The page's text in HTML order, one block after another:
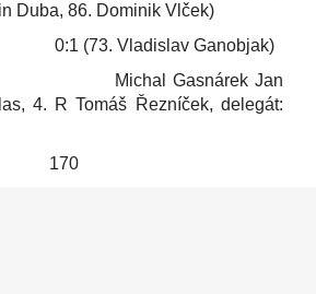
Duba, 86. Dominik Vlček)
(73. Vladislav Ganobjak)
Gasnárek Jan
4. R Tomáš Řezníček, delegát: